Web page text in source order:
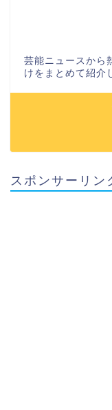
芸能ニュースから
けをまとめて紹介
スポンサーリン